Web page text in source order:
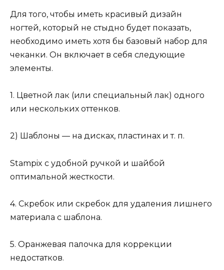
Для того, чтобы иметь красивый дизайн
ногтей, который не стыдно будет показать,
необходимо иметь хотя бы базовый набор для
чеканки. Он включает в себя следующие
элементы.
1. Цветной лак (или специальный лак) одного
или нескольких оттенков.
2) Шаблоны — на дисках, пластинах и т. п.
Stampix с удобной ручкой и шайбой
оптимальной жесткости.
4. Скребок или скребок для удаления лишнего
материала с шаблона.
5. Оранжевая палочка для коррекции
недостатков.